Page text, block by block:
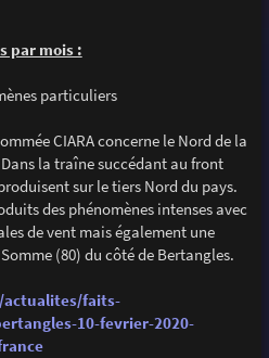
par mois :
particuliers
CIARA concerne le Nord de la
la traîne succédant au front
sur le tiers Nord du pays.
des phénomènes intenses avec
de vent mais également une
(80) du côté de Bertangles.
faits-
10-fevrier-2020-